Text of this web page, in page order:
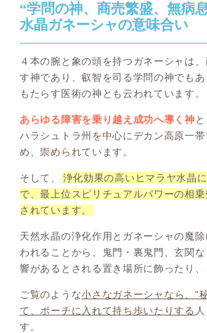
“学問の神、商売繁盛、無病
水晶ガネーシャの意味合い
４本の腕と象の頭を持つガネーシャは
す神であり、叡智を司る学問の神でも
もたらす医術の神とも云われています。
あらゆる障害を乗り越え成功へ導く神
ハラシュトラ州を中心にデカン高原一
め、崇められています。
そして、
浄化効果の高いヒマラヤ水晶
で、最上位スピリチュアルパワーの相
されています。
天然水晶の浄化作用とガネーシャの魔
われることから、鬼門・裏鬼門、玄関
響があるとされる置き場所に飾ったり、
ご覧のような小さなガネーシャなら、“
て、ポーチに入れて持ち歩いたりする
す。